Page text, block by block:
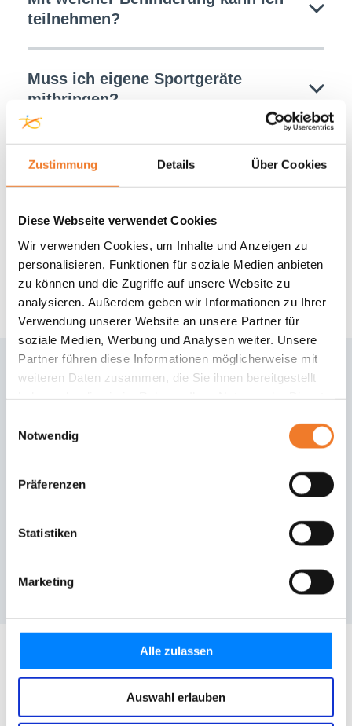
Zustimmung Details Über Cookies
Diese Webseite verwendet Cookies
Wir verwenden Cookies, um Inhalte und Anzeigen zu
personalisieren, Funktionen für soziale Medien anbieten
zu können und die Zugriffe auf unsere Website zu
analysieren. Außerdem geben wir Informationen zu Ihrer
Verwendung unserer Website an unsere Partner für
soziale Medien, Werbung und Analysen weiter. Unsere
Partner führen diese Informationen möglicherweise mit
weiteren Daten zusammen, die Sie ihnen bereitgestellt
Notwendig
Präferenzen
Statistiken
Marketing
Alle zulassen
Auswahl erlauben
teilnehmen?
Muss ich eigene Sportgeräte
mitbringen?
Kostet mich die Teilnahme etwas?